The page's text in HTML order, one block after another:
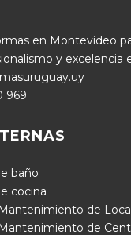
en Montevideo
y excelencia
969
baño
cocina
de
de